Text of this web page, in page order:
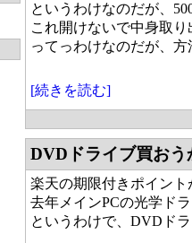
というわけなのだが、
これ開けないで中身取り
ってっわけなのだが、方
[続きを読む]
DVDドライブ買おう
楽天の期限付きポイント
去年メインPCの光学ド
というわけで、DVDド